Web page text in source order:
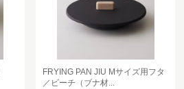
FRYING PAN JIU Mサイズ用フタ
／ビーチ（ブナ材...